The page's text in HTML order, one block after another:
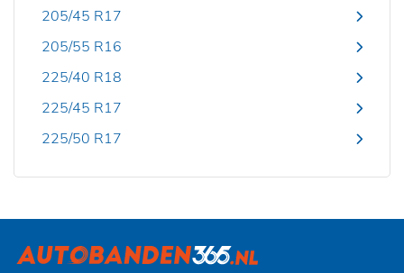
205/45 R17
205/55 R16
225/40 R18
225/45 R17
225/50 R17